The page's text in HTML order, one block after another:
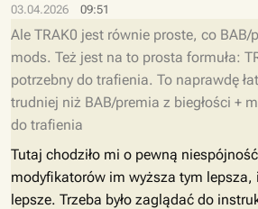
03.04.2026 09:51
Ale TRAK0 jest równie proste, co BAB/
mods. Też jest na to prosta formuła:
potrzebny do trafienia. To naprawdę
trudniej niż BAB/premia z biegłości +
do trafienia
Tutaj chodziło mi o pewną
modyfikatorów im wyższa tym lepsza,
lepsze. Trzeba było zaglądać do